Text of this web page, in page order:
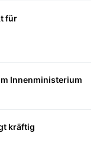
für
Innenministerium
kräftig